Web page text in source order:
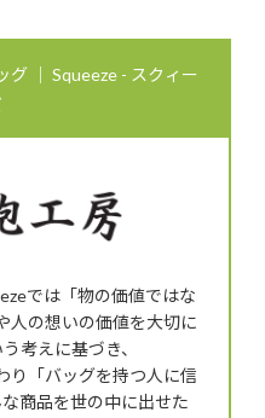
グ ｜ Squeeze - スクィー
では「物の価値ではな
人の想いの価値を大切に
考えに基づき、
り「バッグを持つ人に信
商品を世の中に出せた